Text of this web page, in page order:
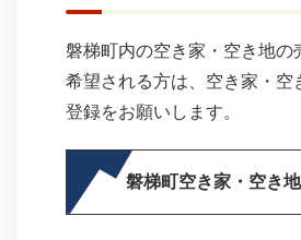
磐梯町内の空き家・空き地の
希望される方は、空き家・空
登録をお願いします。
磐梯町空き家・空き